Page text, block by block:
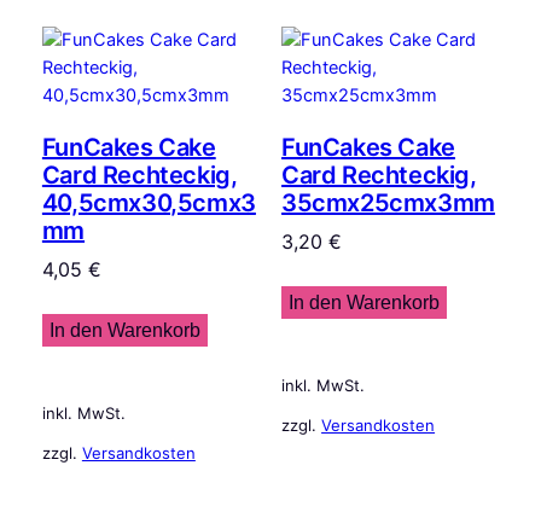
FunCakes Cake
Card Rechteckig,
40,5cmx30,5cmx3
mm
4,05 €
In den Warenkorb
inkl. MwSt.
zzgl. Versandkosten
FunCakes Cake
Card Rechteckig,
35cmx25cmx3mm
3,20€
In den Warenkorb
inkl. MwSt.
zzgl.Versandkosten